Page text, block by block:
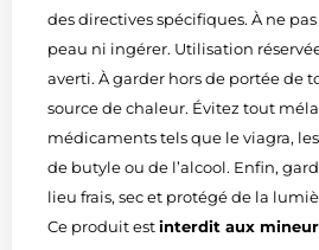
des directives spécifiques. À ne
peau ni ingérer. Utilisation
averti. À garder hors de portée de
source de chaleur. Évitez tout
médicaments tels que le viagra,
de butyle ou de l’alcool. Enfin,
lieu frais, sec et protégé de la
Ce produit estinterdit aux